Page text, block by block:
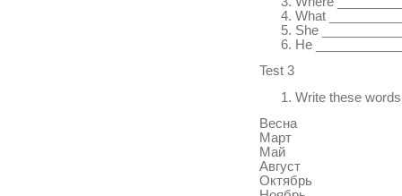
What
She
He
Test 3
Write these
Весна
Март
Май
Август
Октябрь